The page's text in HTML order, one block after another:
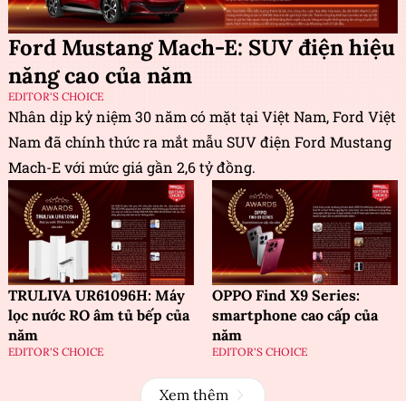
Ford Mustang Mach-E: SUV điện hiệu
năng cao của năm
EDITOR'S CHOICE
Nhân dịp kỷ niệm 30 năm có mặt tại Việt Nam, Ford Việt
Nam đã chính thức ra mắt mẫu SUV điện Ford Mustang
Mach-E với mức giá gần 2,6 tỷ đồng.
TRULIVA UR61096H: Máy
lọc nước RO âm tủ bếp của
năm
EDITOR'S CHOICE
OPPO Find X9 Series:
smartphone cao cấp của
năm
EDITOR'S CHOICE
Xem thêm